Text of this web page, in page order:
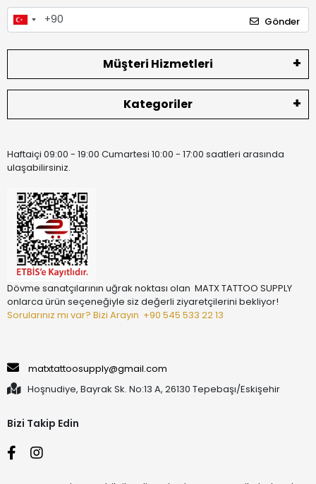
Gönder
Müşteri Hizmetleri
Kategoriler
Haftaiçi 09:00 - 19:00 Cumartesi 10:00 - 17:00 saatleri arasında
ulaşabilirsiniz.
Dövme sanatçılarının uğrak noktası olan MATX TATTOO SUPPLY
onlarca ürün seçeneğiyle siz değerli ziyaretçilerini bekliyor!
Sorularınız mı var? Bizi Arayın +90 545 533 22 13
matxtattoosupply@gmail.com
Hoşnudiye, Bayrak Sk. No:13 A, 26130 Tepebaşı/Eskişehir
Bizi Takip Edin